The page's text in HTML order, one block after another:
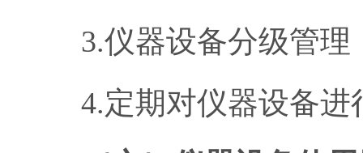
3.仪器设备分级管理
4.定期对仪器设备进